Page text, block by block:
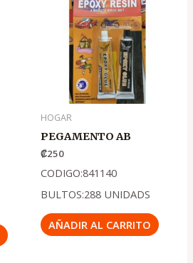
HOGAR
PEGAMENTO AB
₡250
CODIGO:841140
BULTOS:288 UNIDADS
AÑADIR AL CARRITO